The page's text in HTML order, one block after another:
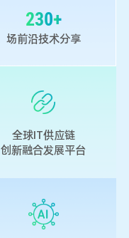
230+
场前沿技术分享
全球IT供应链
创新融合发展平台